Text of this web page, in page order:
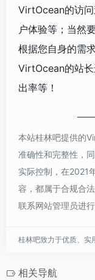
VirtOcean的访
户体验等；当然
根据您自身的需
VirtOcean的站
出率等！
本站桂林吧提供的
准确性和完整性，
实际控制，在2021
容，都属于合规合
联系网站管理员进
桂林吧致力于优质、实
相关导航